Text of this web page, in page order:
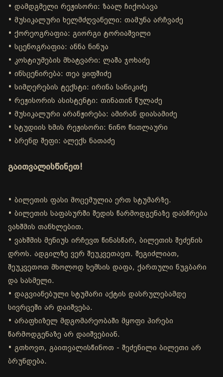
• დამდგმელი რეჟისორი: ზაალ ჩიქობავა
• მუსიკალური ხელმძღვანელი: თამუნა არჩვაძე
• ქორეოგრაფია: გიორგი ტორიაშვილი
• სცენოგრაფია: ანნა ნინუა
• კოსტიუმების მხატვარი: ლაშა ჯოხაძე
• ინსცენირება: თეა ყიფშიძე
• სიმღერების ტექსტი: ირინა სანიკიძე
• რეჟისორის ასისტენტი: თინათინ წულაძე
• მუსიკალური არანჟირება: ამირან დიასამიძე
• სტუდიის ხმის რეჟისორი: ნინო წითლაური
• ბრენდ შეფი: ალექს ნათაძე
გაითვალისწინეთ!
• ბილეთის ფასი მოცემულია ერთ სტუმარზე.
• ბილეთის საფასურში შედის წარმოდგენაზე დასწრება
ვახშმის თანხლებით.
• ვახშმის მენიუს ირჩევთ წინასწარ, ბილეთის შეძენის
დროს. ადგილზე ვერ შეუკვეთავთ. შეგიძლიათ,
შეუკვეთოთ მხოლოდ ხემსის დაფა, ქართული ნუგბარი
და სასმელი.
• დაგვიანებული სტუმარი აქტის დასრულებამდე
სივრცეში არ დაიშვება.
• არაფხიზელ მდგომარეობაში მყოფი პირები
წარმოდგენაზე არ დაიშვებიან.
• გთხოვთ, გაითვალისწინოთ - შეძენილი ბილეთი არ
ბრუნდება.